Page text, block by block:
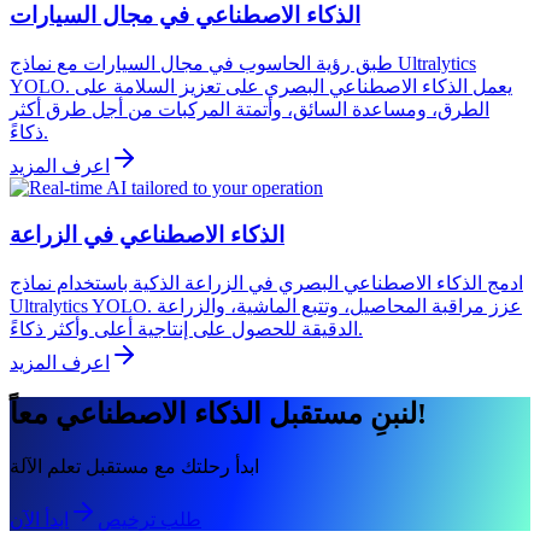
الذكاء الاصطناعي في مجال السيارات
طبق رؤية الحاسوب في مجال السيارات مع نماذج Ultralytics
YOLO. يعمل الذكاء الاصطناعي البصري على تعزيز السلامة على
الطرق، ومساعدة السائق، وأتمتة المركبات من أجل طرق أكثر
ذكاءً.
اعرف المزيد
الذكاء الاصطناعي في الزراعة
ادمج الذكاء الاصطناعي البصري في الزراعة الذكية باستخدام نماذج
Ultralytics YOLO. عزز مراقبة المحاصيل، وتتبع الماشية، والزراعة
الدقيقة للحصول على إنتاجية أعلى وأكثر ذكاءً.
اعرف المزيد
لنبنِ مستقبل الذكاء الاصطناعي معاً!
ابدأ رحلتك مع مستقبل تعلم الآلة
طلب ترخيص ابدأ الآن